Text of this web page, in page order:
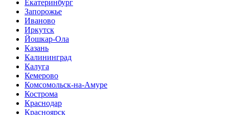
Екатеринбург
Запорожье
Иваново
Иркутск
Йошкар-Ола
Казань
Калининград
Калуга
Кемерово
Комсомольск-на-Амуре
Кострома
Краснодар
Красноярск